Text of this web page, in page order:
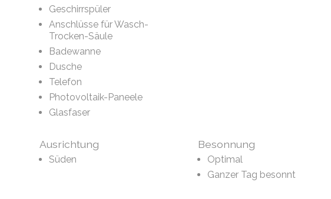
Geschirrspüler
Anschlüsse für Wasch-
Trocken-Säule
Badewanne
Dusche
Telefon
Photovoltaik-Paneele
Glasfaser
Ausrichtung
Süden
Besonnung
Optimal
Ganzer Tag besonnt